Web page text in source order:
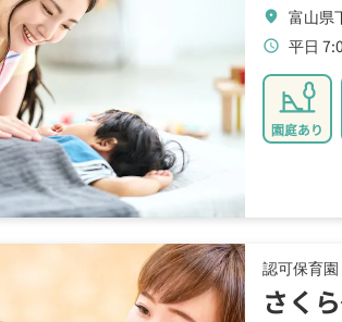
location_on 富山県
schedule 平日
園庭あり
認可保育
さく